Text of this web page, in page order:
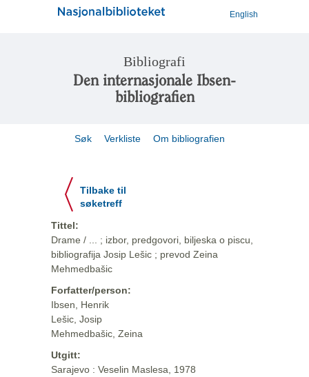
English
Bibliografi
Den internasjonale Ibsen-
bibliografien
Søk Verkliste Om bibliografien
Tilbake til
søketreff
Tittel:
Drame / ... ; izbor, predgovori, biljeska o piscu,
bibliografija Josip Lešic ; prevod Zeina
Mehmedbašic
Forfatter/person:
Ibsen, Henrik
Lešic, Josip
Mehmedbašic, Zeina
Utgitt:
Sarajevo : Veselin Maslesa, 1978